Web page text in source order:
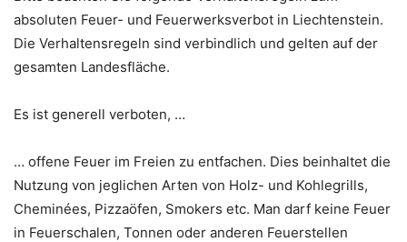
absoluten Feuer- und Feuerwerksverbot in Liechtenstein.
Die Verhaltensregeln sind verbindlich und gelten auf der
gesamten Landesfläche.
Es ist generell verboten, …
… offene Feuer im Freien zu entfachen. Dies beinhaltet die
Nutzung von jeglichen Arten von Holz- und Kohlegrills,
Cheminées, Pizzaöfen, Smokers etc. Man darf keine Feuer
in Feuerschalen, Tonnen oder anderen Feuerstellen